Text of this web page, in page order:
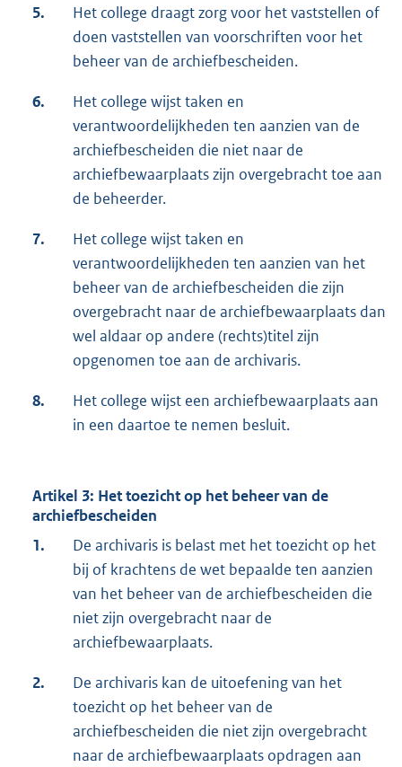
5.
Het college draagt zorg voor het vaststellen of
doen vaststellen van voorschriften voor het
beheer van de archiefbescheiden.
6.
Het college wijst taken en
verantwoordelijkheden ten aanzien van de
archiefbescheiden die niet naar de
archiefbewaarplaats zijn overgebracht toe aan
de beheerder.
7.
Het college wijst taken en
verantwoordelijkheden ten aanzien van het
beheer van de archiefbescheiden die zijn
overgebracht naar de archiefbewaarplaats dan
wel aldaar op andere (rechts)titel zijn
opgenomen toe aan de archivaris.
8.
Het college wijst een archiefbewaarplaats aan
in een daartoe te nemen besluit.
Artikel 3: Het toezicht op het beheer van de
archiefbescheiden
1.
De archivaris is belast met het toezicht op het
bij of krachtens de wet bepaalde ten aanzien
van het beheer van de archiefbescheiden die
niet zijn overgebracht naar de
archiefbewaarplaats.
2.
De archivaris kan de uitoefening van het
toezicht op het beheer van de
archiefbescheiden die niet zijn overgebracht
naar de archiefbewaarplaats opdragen aan